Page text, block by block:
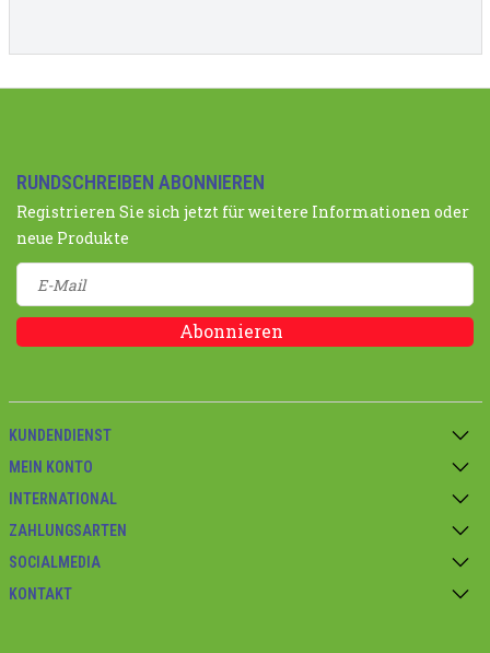
RUNDSCHREIBEN ABONNIEREN
Registrieren Sie sich jetzt für weitere Informationen oder
neue Produkte
Abonnieren
KUNDENDIENST
MEIN KONTO
INTERNATIONAL
ZAHLUNGSARTEN
SOCIALMEDIA
KONTAKT